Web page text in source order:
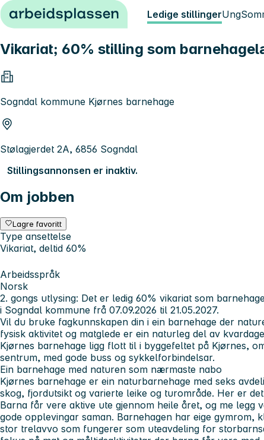
Hopp til innhold Ledige stillingerUng
Vikariat; 60% stilling som
Sogndal kommune Kjørnes barnehage
Stølagjerdet 2A, 6856 Sogndal
Stillingsannonsen er inaktiv.
Om jobben
Lagre favoritt
Type ansettelse
Vikariat, deltid 60%
Arbeidsspråk
Norsk
2. gongs utlysing: Det er ledig 60% vikariat som
i Sogndal kommune frå 07.09.2026 til 21.05.2027.
Vil du bruke fagkunnskapen din i ein barnehage der
fysisk aktivitet og matglede er ein naturleg del av
Kjørnes barnehage ligg flott til i byggefeltet på Kjørnes,
sentrum, med gode buss og sykkelforbindelsar.
Ein barnehage med naturen som nærmaste nabo
Kjørnes barnehage er ein naturbarnehage med seks
skog, fjordutsikt og varierte leike og turområde. Her er
Barna får vere aktive ute gjennom heile året, og me legg
gode opplevingar saman. Barnehagen har eige gymrom,
stor trelavvo som fungerer som uteavdeling for